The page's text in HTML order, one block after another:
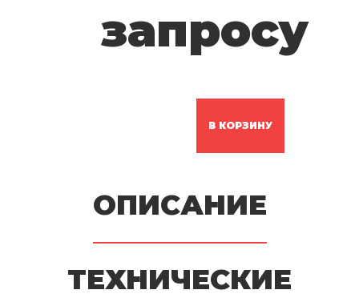
запросу
В КОРЗИНУ
ОПИСАНИЕ
ТЕХНИЧЕСКИЕ